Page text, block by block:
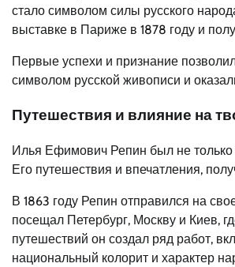
стало символом силы русского
выставке в Париже в 1878 году и
Первые успехи и признание
символом русской живописи и
Путешествия и влияние на
Илья Ефимович Репин был не только
Его путешествия и впечатления,
В 1863 году Репин отправился на
посещал Петербург, Москву и Киев,
путешествий он создал ряд работ,
национальный колорит и характер